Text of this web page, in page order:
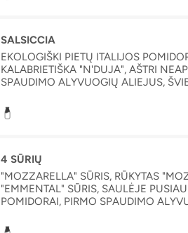
SALSICCIA
EKOLOGIŠKI PIETŲ ITALIJOS
KALABRIETIŠKA "N'DUJA", AŠTRI
SPAUDIMO ALYVUOGIŲ ALIEJUS,
4 SŪRIŲ
"MOZZARELLA" SŪRIS, RŪKYTAS
"EMMENTAL" SŪRIS, SAULĖJE
POMIDORAI, PIRMO SPAUDIMO